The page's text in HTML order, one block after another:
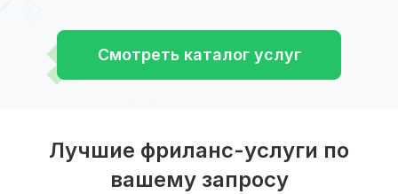
Смотреть каталог услуг
Лучшие фриланс-услуги по
вашему запросу